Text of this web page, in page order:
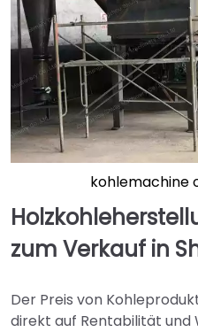
kohlemachine
zum Verkauf in
Der Preis von
direkt auf Rentabilität